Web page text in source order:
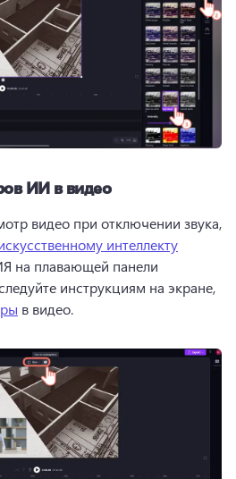
ИИ в видео
интеллекту
на плавающей панели
инструкциям на экране,
в видео.